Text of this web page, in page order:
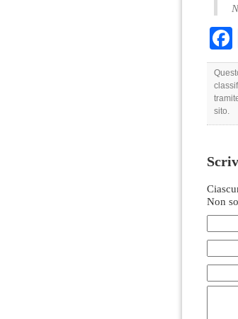
sito.
Non